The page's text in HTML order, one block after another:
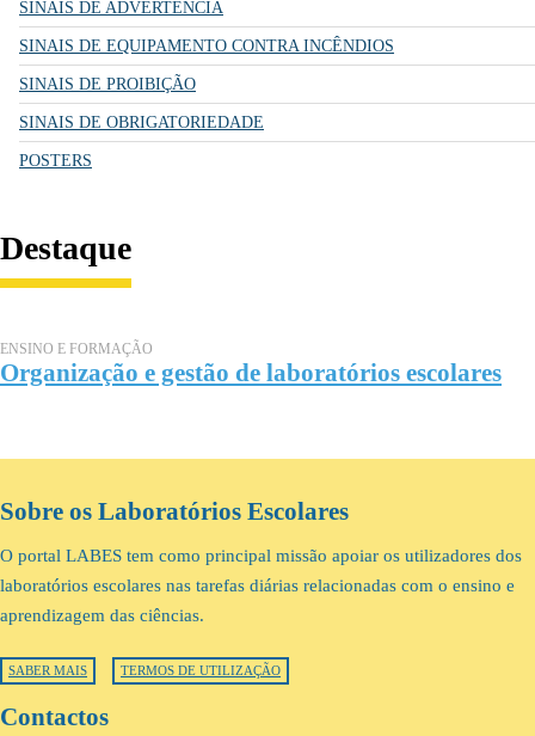
SINAIS DE ADVERTÊNCIA
SINAIS DE EQUIPAMENTO CONTRA INCÊNDIOS
SINAIS DE PROIBIÇÃO
SINAIS DE OBRIGATORIEDADE
POSTERS
Destaque
ENSINO E FORMAÇÃO
Organização e gestão de laboratórios escolares
Sobre os Laboratórios Escolares
O portal LABES tem como principal missão apoiar os utilizadores dos
laboratórios escolares nas tarefas diárias relacionadas com o ensino e
aprendizagem das ciências.
SABER MAIS TERMOS DE UTILIZAÇÃO
Contactos